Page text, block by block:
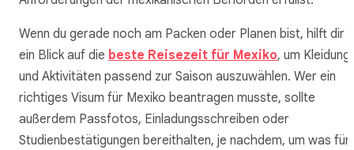
Wenn du gerade noch am Packen oder Planen bist, hilft dir
ein Blick auf die beste Reisezeit für Mexiko, um Kleidung
und Aktivitäten passend zur Saison auszuwählen. Wer ein
richtiges Visum für Mexiko beantragen musste, sollte
außerdem Passfotos, Einladungsschreiben oder
Studienbestätigungen bereithalten, je nachdem, um was für